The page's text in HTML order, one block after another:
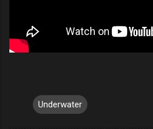
Underwater